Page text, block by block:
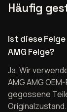
Häufig
Ist diese
AMG Felge?
Ja. Wir
AMG AMG
gegossene
Originalzustand.